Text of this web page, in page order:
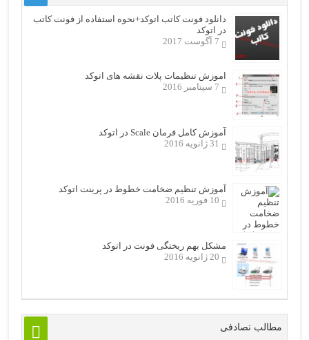
دانلود فونت کاتب اتوکد+نحوه استفاده از فونت کاتب
در اتوکد
7 آگوست 2017
اموزش تنظیمات پلات نقشه های اتوکد
7 سپتامبر 2016
آموزش کامل فرمان Scale در اتوکد
31 ژانویه 2016
آموزش تنظیم ضخامت خطوط در پرینت اتوکد
10 فوریه 2016
مشکل بهم ریختگی فونت در اتوکد
20 ژانویه 2016
مطالب تصادفی